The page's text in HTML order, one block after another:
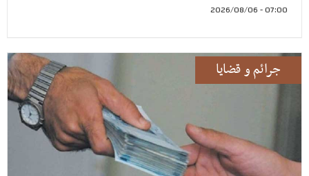
07:00 - 2026/08/06
جرائم و قضايا